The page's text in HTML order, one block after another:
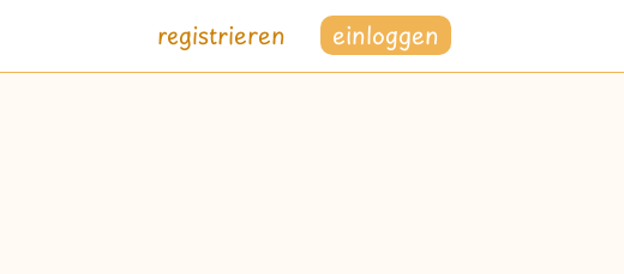
registrieren einloggen